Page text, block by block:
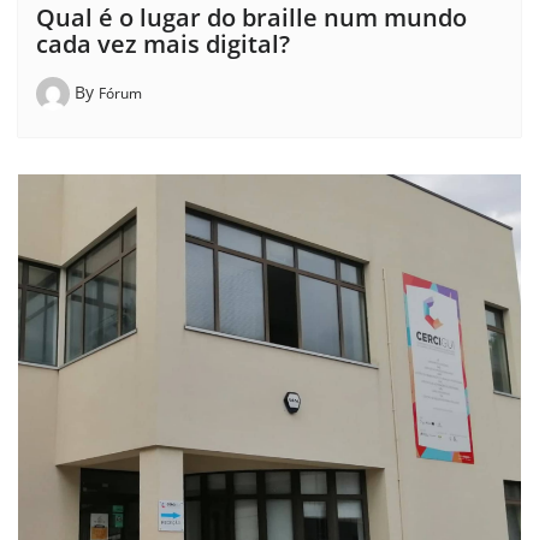
Qual é o lugar do braille num mundo
cada vez mais digital?
By Fórum